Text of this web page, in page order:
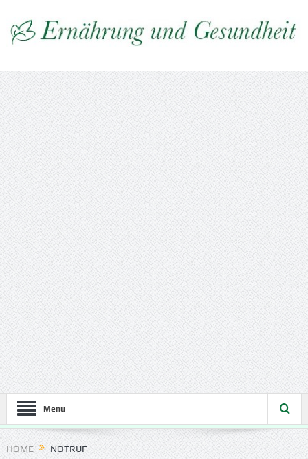
Menu
HOME NOTRUF